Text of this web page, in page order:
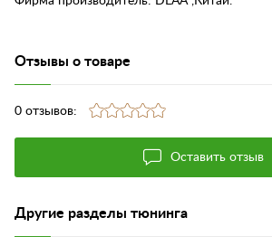
Отзывы о товаре
0 отзывов:
Оставить отзыв
Другие разделы тюнинга